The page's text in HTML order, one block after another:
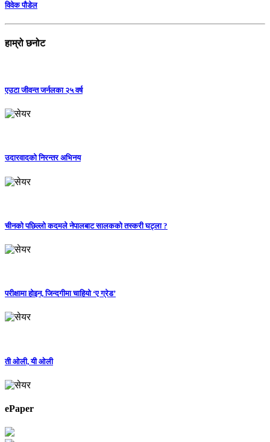
विवेक पौडेल
हाम्रो छनोट
एउटा जीवन्त जर्नलका २५ वर्ष
उदारवादको निरन्तर अभिनय
चीनको पछिल्लो कदमले नेपालबाट सालकको तस्करी घट्ला ?
परीक्षामा होइन, जिन्दगीमा चाहियो ‘ए ग्रेड’
ती ओली, यी ओली
ePaper